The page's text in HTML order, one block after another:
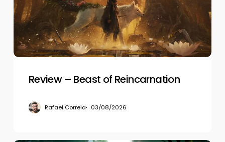
Review – Beast of Reincarnation
Rafael Correia 03/08/2026